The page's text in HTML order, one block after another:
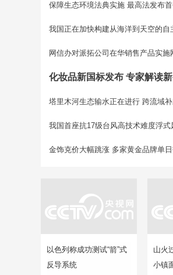
保障生态环境法典实施 最高法发布
我国正在加快构建从海洋到天空的自
网信办对派拓公司在华销售产品实施
化妆品新国标发布 专家解读
塔里木河生态输水正在进行 跨流域补
我国首座抗17级台风高技术难度浮
金饰克价大幅跳涨 多家黄金品牌单
以色列称成功测试“箭”式
反导系统
山火
小镇